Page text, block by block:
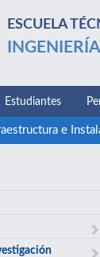
ESCUELA
Estudiantes
e